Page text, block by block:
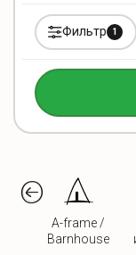
Фильтр 1
A-frame /
Barnhouse